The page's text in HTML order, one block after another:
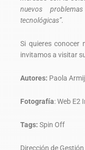
nuevos
tecnológicas”.
Si quieres conocer
invitamos a visitar
Autores: Paola
Fotografía: Web E2
Tags: Spin Off
Dirección de